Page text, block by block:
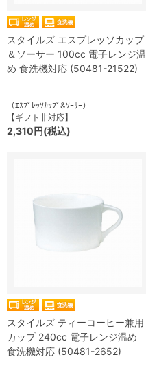
スタイルズ エスプレッソカップ
＆ソーサー 100cc 電子レンジ温
め 食洗機対応 (50481-21522)
（ｴｽﾌﾟﾚｯｿｶｯﾌﾟ&ｿｰｻｰ）
【ギフト非対応】
2,310円(税込)
スタイルズ ティーコーヒー兼用
カップ 240cc 電子レンジ温め
食洗機対応 (50481-2652)